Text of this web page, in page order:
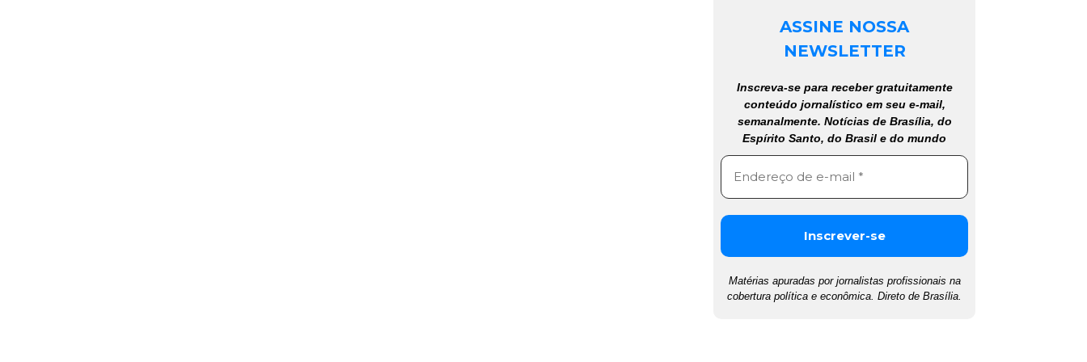
ASSINE NOSSA
NEWSLETTER
Inscreva-se para receber gratuitamente
conteúdo jornalístico em seu e-mail,
semanalmente. Notícias de Brasília, do
Espírito Santo, do Brasil e do mundo
Matérias apuradas por jornalistas profissionais na
cobertura política e econômica. Direto de Brasília.